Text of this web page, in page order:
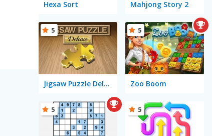
Hexa Sort Mahjong Story 2
Jigsaw Puzzle Deluxe
5
Zoo Boom
5
5 5